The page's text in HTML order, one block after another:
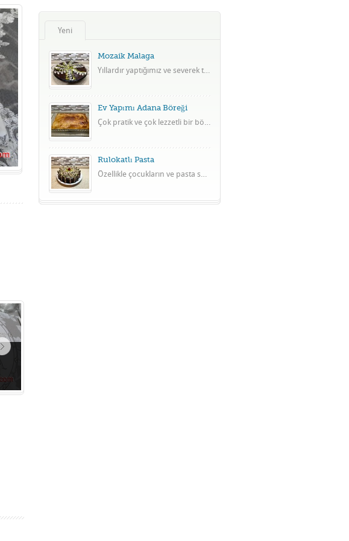
Yeni
Mozaik Malaga
Yıllardır yaptığımız ve severek tükettiğimiz mozaik pasta ile son zamanların lezzetlerinden malaganın süper birleşimi.
Ev Yapımı Adana Böreği
Çok pratik ve çok lezzetli bir börek tarifi.
Rulokatlı Pasta
Özellikle çocukların ve pasta seven herkesin beğeneceği çok lezzetli bir tarif.